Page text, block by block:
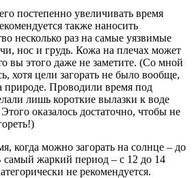
постепенно увеличивать время
также наносить
несколько раз на самые уязвимые
нос и грудь. Кожа на плечах может
вы этого даже не заметите. (Со мной
хотя цели загорать не было вообще,
природе. Проводили время под
лишь короткие вылазки к воде
оказалось достаточно, чтобы не
когда можно загорать на солнце – до
самый жаркий период – с 12 до 14
не рекомендуется.